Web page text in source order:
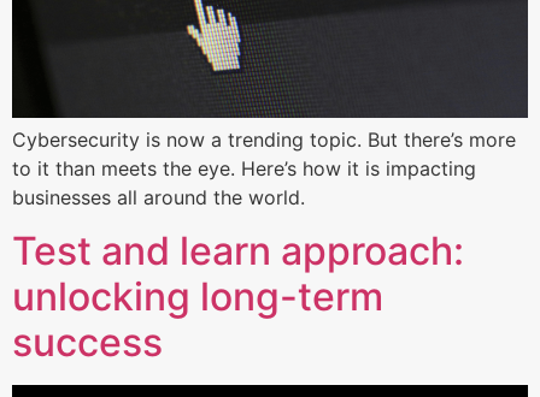
Cybersecurity is now a trending topic. But there’s more
to it than meets the eye. Here’s how it is impacting
businesses all around the world.
Test and learn approach:
unlocking long-term
success